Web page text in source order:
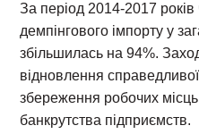
За період 2014-2017 років
демпінгового імпорту у
збільшилась на 94%.
відновлення справедливої
збереження робочих
банкрутства підприємств.